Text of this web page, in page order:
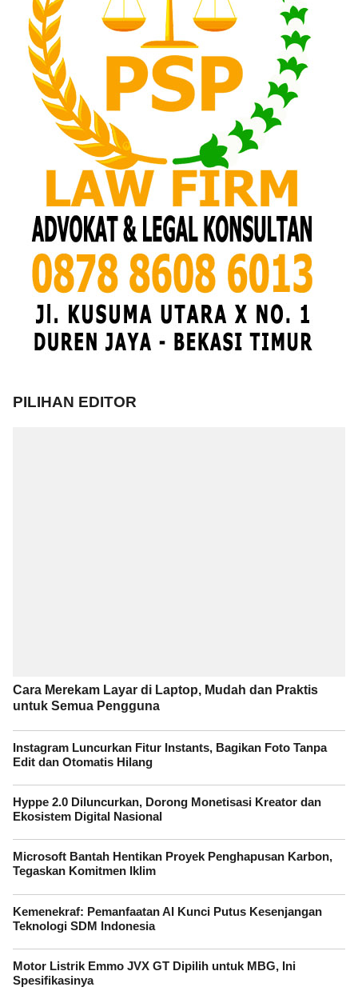
PILIHAN EDITOR
Cara Merekam Layar di Laptop, Mudah dan Praktis
untuk Semua Pengguna
Instagram Luncurkan Fitur Instants, Bagikan Foto Tanpa
Edit dan Otomatis Hilang
Hyppe 2.0 Diluncurkan, Dorong Monetisasi Kreator dan
Ekosistem Digital Nasional
Microsoft Bantah Hentikan Proyek Penghapusan Karbon,
Tegaskan Komitmen Iklim
Kemenekraf: Pemanfaatan AI Kunci Putus Kesenjangan
Teknologi SDM Indonesia
Motor Listrik Emmo JVX GT Dipilih untuk MBG, Ini
Spesifikasinya